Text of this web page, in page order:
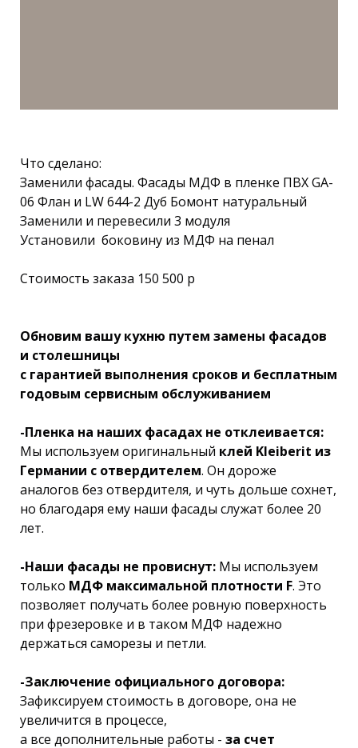
Что сделано:
Заменили фасады. Фасады МДФ в пленке ПВХ GA-
06 Флан и LW 644-2 Дуб Бомонт натуральный
Заменили и перевесили 3 модуля
Установили боковину из МДФ на пенал
Стоимость заказа 150 500 р
Обновим вашу кухню путем замены фасадов
и столешницы
с гарантией выполнения сроков и бесплатным
годовым сервисным обслуживанием
-Пленка на наших фасадах не отклеивается:
Мы используем оригинальный клей Kleiberit из
Германии с отвердителем. Он дороже
аналогов без отвердителя, и чуть дольше сохнет,
но благодаря ему наши фасады служат более 20
лет.
-Наши фасады не провиснут: Мы используем
только МДФ максимальной плотности F. Это
позволяет получать более ровную поверхность
при фрезеровке и в таком МДФ надежно
держаться саморезы и петли.
-Заключение официального договора:
Зафиксируем стоимость в договоре, она не
увеличится в процессе,
а все дополнительные работы - за счет